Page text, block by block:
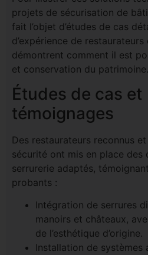
projets de sécurisation de
fait l’objet d’études de cas
d’expérience de
démontrent comment il est
et conservation du patrimoine.
Études de cas et
témoignages
Des restaurateurs reconnus
sécurité ont mis en place des
serrurerie adaptés,
probants :
Intégration de serrures
manoirs et châteaux,
de l’esthétique d’origine.
Installation de